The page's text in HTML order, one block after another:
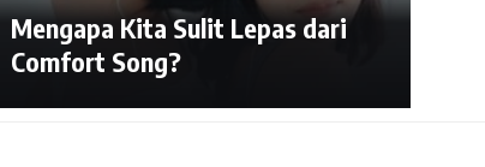
Mengapa Kita Sulit Lepas dari
Comfort Song?